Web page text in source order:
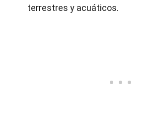
terrestres y acuáticos.